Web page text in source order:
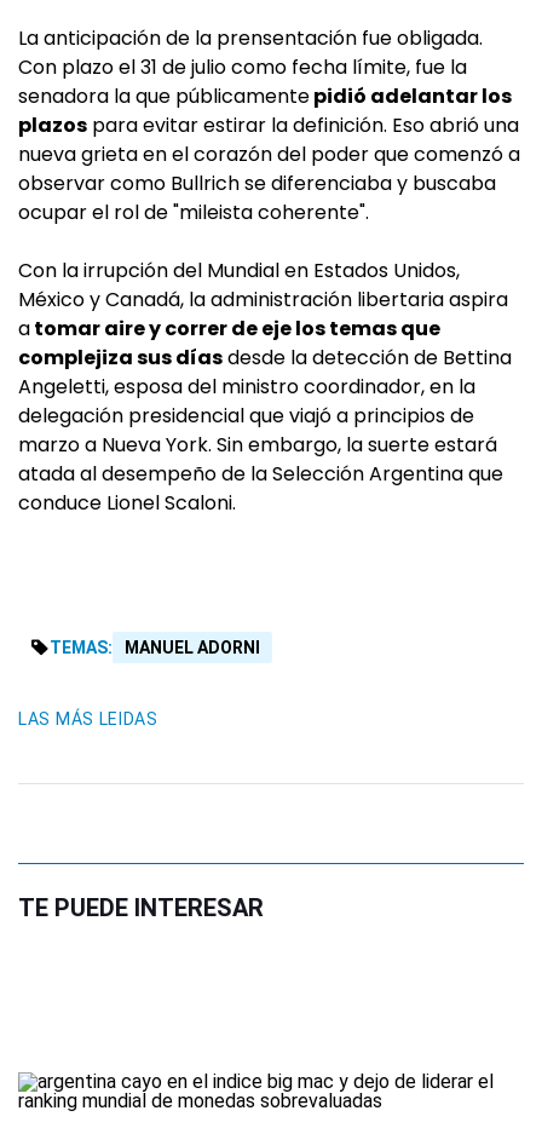
La anticipación de la prensentación fue obligada.
Con plazo el 31 de julio como fecha límite, fue la
senadora la que públicamentepidió adelantar los
plazos para evitar estirar la definición. Eso abrió una
nueva grieta en el corazón del poder que comenzó a
observar como Bullrich se diferenciaba y buscaba
ocupar el rol de "mileista coherente".
Con la irrupción del Mundial en Estados Unidos,
México y Canadá, la administración libertaria aspira
atomar aire y correr de eje los temas que
complejiza sus díasdesde la detección de Bettina
Angeletti, esposa del ministro coordinador, en la
delegación presidencial que viajó a principios de
marzo a Nueva York. Sin embargo, la suerte estará
atada al desempeño de la Selección Argentina que
conduce Lionel Scaloni.
TEMAS: MANUEL ADORNI
LAS MÁS LEIDAS
TE PUEDE INTERESAR